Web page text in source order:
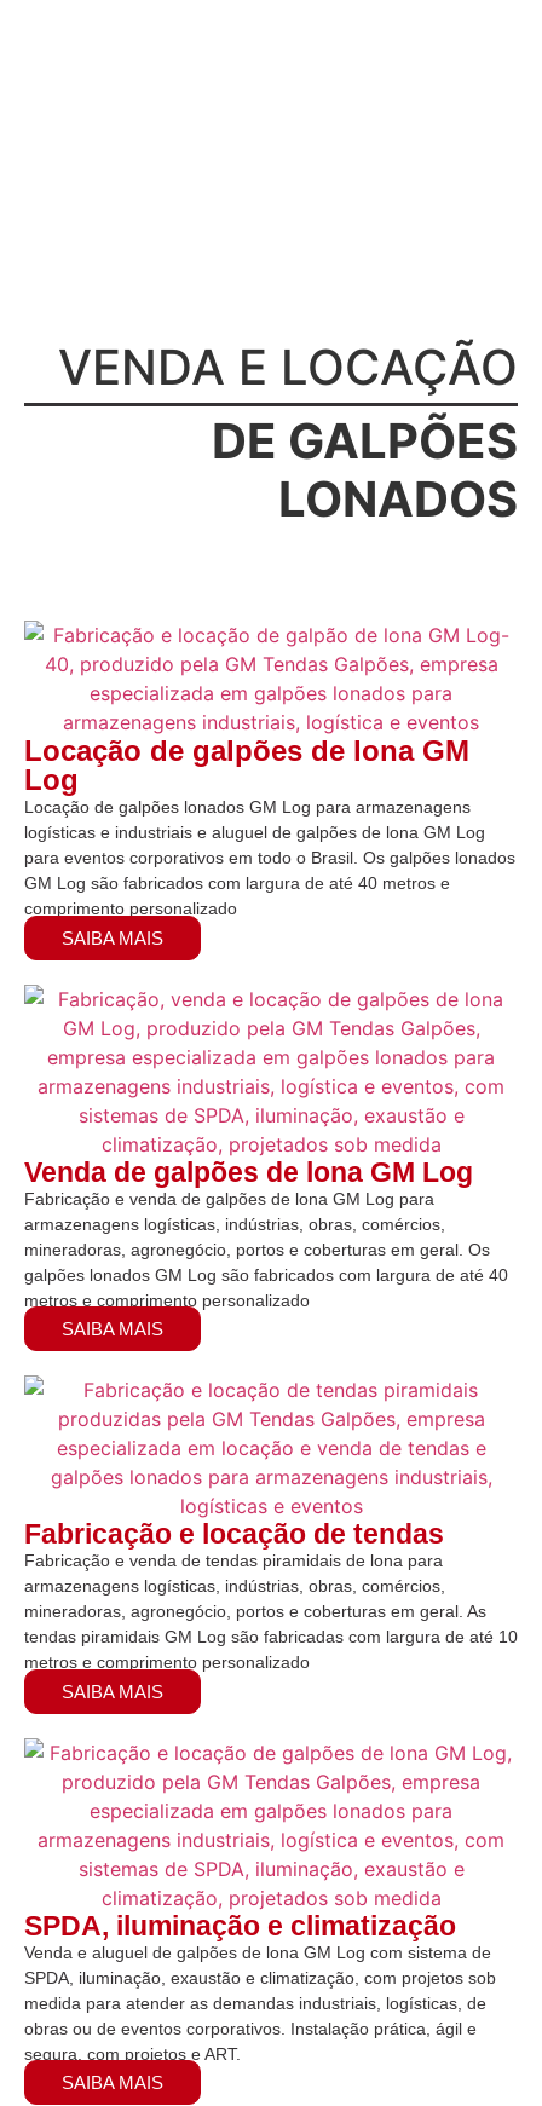
VENDA E LOCAÇÃO
DE GALPÕES
LONADOS
Locação de galpões de lona GM
Log
Locação de galpões lonados GM Log para armazenagens
logísticas e industriais e aluguel de galpões de lona GM Log
para eventos corporativos em todo o Brasil. Os galpões lonados
GM Log são fabricados com largura de até 40 metros e
comprimento personalizado
SAIBA MAIS
Venda de galpões de lona GM Log
Fabricação e venda de galpões de lona GM Log para
armazenagens logísticas, indústrias, obras, comércios,
mineradoras, agronegócio, portos e coberturas em geral. Os
galpões lonados GM Log são fabricados com largura de até 40
metros e comprimento personalizado
SAIBA MAIS
Fabricação e locação de tendas
Fabricação e venda de tendas piramidais de lona para
armazenagens logísticas, indústrias, obras, comércios,
mineradoras, agronegócio, portos e coberturas em geral. As
tendas piramidais GM Log são fabricadas com largura de até 10
metros e comprimento personalizado
SAIBA MAIS
SPDA, iluminação e climatização
Venda e aluguel de galpões de lona GM Log com sistema de
SPDA, iluminação, exaustão e climatização, com projetos sob
medida para atender as demandas industriais, logísticas, de
obras ou de eventos corporativos. Instalação prática, ágil e
segura, com projetos e ART.
SAIBA MAIS